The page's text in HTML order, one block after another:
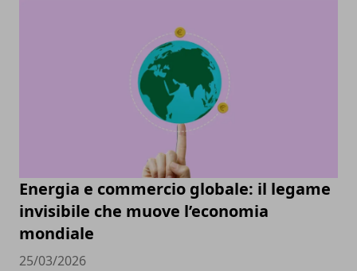
Energia e commercio globale: il legame
invisibile che muove l’economia
mondiale
25/03/2026